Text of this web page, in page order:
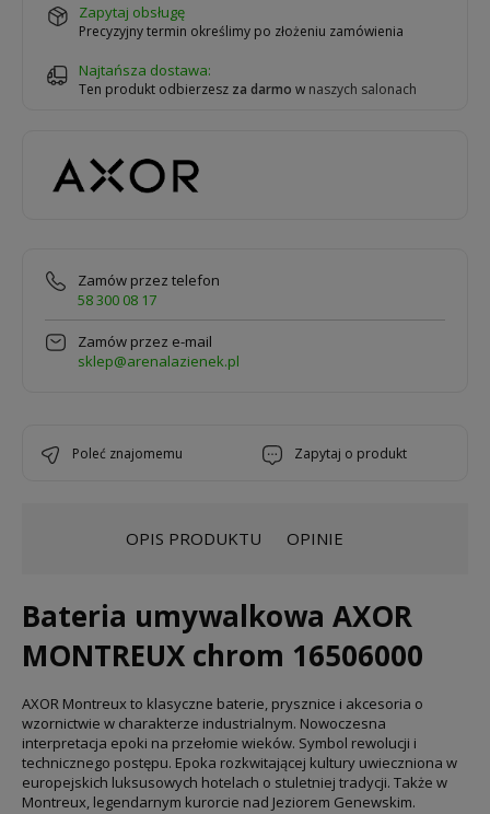
zapytaj obsługę
Precyzyjny termin określimy po złożeniu zamówienia
Najtańsza dostawa:
Ten produkt odbierzesz za darmo w naszych salonach
Zamów przez telefon
58 300 08 17
Zamów przez e-mail
sklep@arenalazienek.pl
poleć znajomemu zapytaj o produkt
OPIS PRODUKTU OPINIE
Bateria umywalkowa AXOR
MONTREUX chrom 16506000
AXOR Montreux to klasyczne baterie, prysznice i akcesoria o
wzornictwie w charakterze industrialnym. Nowoczesna
interpretacja epoki na przełomie wieków. Symbol rewolucji i
technicznego postępu. Epoka rozkwitającej kultury uwieczniona w
europejskich luksusowych hotelach o stuletniej tradycji. Także w
Montreux, legendarnym kurorcie nad Jeziorem Genewskim.